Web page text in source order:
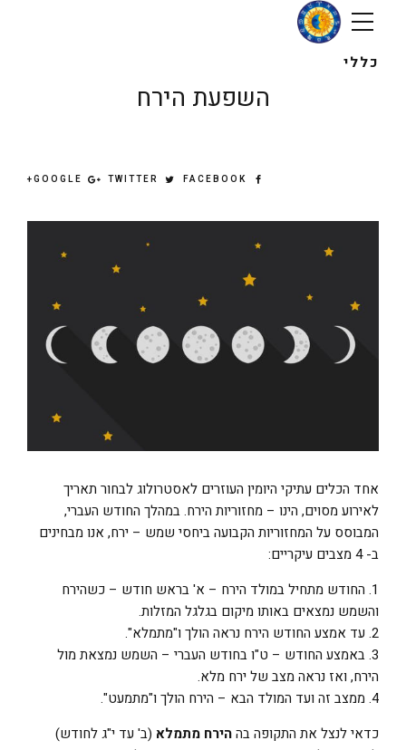
כללי
השפעת הירח
FACEBOOK
TWITTER
GOOGLE+
אחד הכלים עתיקי היומין העוזרים לאסטרולוג לבחור תאריך
לאירוע מסוים, הינו – מחזוריות הירח. במהלך החודש העברי,
המבוסס על המחזוריות הקבועה ביחסי שמש – ירח, אנו מבחינים
ב- 4 מצבים עיקריים:
1. החודש מתחיל במולד הירח – א' בראש חודש – כשהירח
והשמש נמצאים באותו מיקום בגלגל המזלות.
2. עד אמצע החודש הירח נראה הולך ו"מתמלא".
3. באמצע החודש – ט"ו בחודש העברי – השמש נמצאת מול
הירח, ואז נראה מצב של ירח מלא.
4. ממצב זה ועד המולד הבא – הירח הולך ו"מתמעט".
כדאי לנצל את התקופה בההירח מתמלא (ב' עד י"ג לחודש)